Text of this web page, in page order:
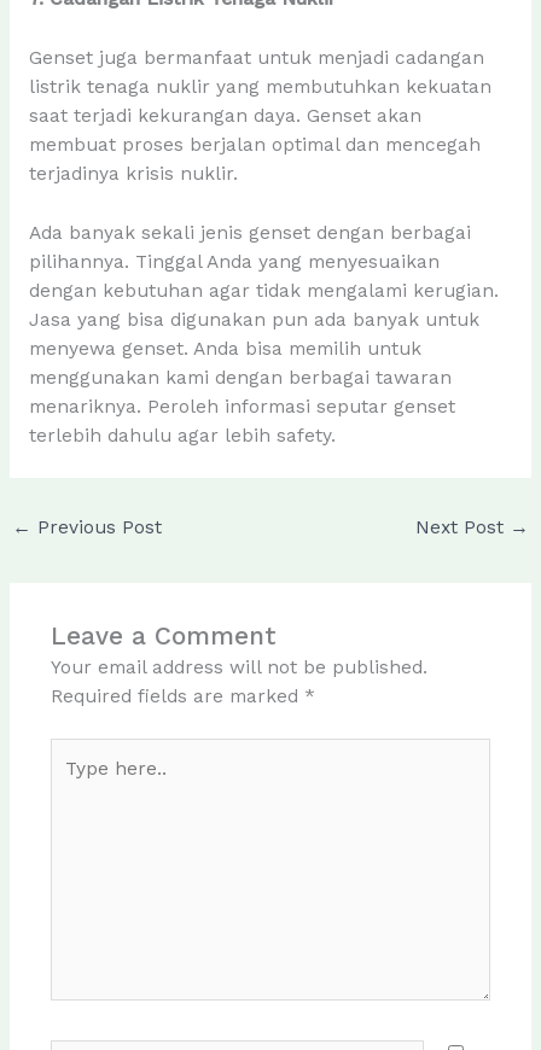
Genset juga bermanfaat untuk menjadi cadangan
listrik tenaga nuklir yang membutuhkan kekuatan
saat terjadi kekurangan daya. Genset akan
membuat proses berjalan optimal dan mencegah
terjadinya krisis nuklir.
Ada banyak sekali jenis genset dengan berbagai
pilihannya. Tinggal Anda yang menyesuaikan
dengan kebutuhan agar tidak mengalami kerugian.
Jasa yang bisa digunakan pun ada banyak untuk
menyewa genset. Anda bisa memilih untuk
menggunakan kami dengan berbagai tawaran
menariknya. Peroleh informasi seputar genset
terlebih dahulu agar lebih safety.
← Previous Post Next Post →
Leave a Comment
Your email address will not be published.
Required fields are marked *
here..